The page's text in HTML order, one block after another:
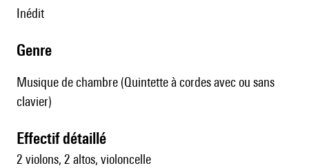
Inédit
genre
Musique de chambre (Quintette à cordes avec ou sans
clavier)
effectif détaillé
2 violons, 2 altos, violoncelle